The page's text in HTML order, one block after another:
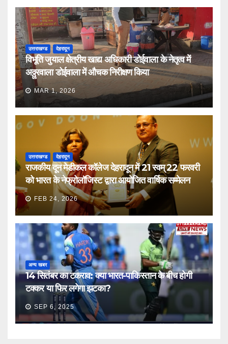
उत्तराखण्ड देहरादून
विभूति जुयाल क्षेत्रीय खाद्य अधिकारी डोईवाला के नेतृत्व में
अठ्ठुरवाला डोईवाला में औचक निरीक्षण किया
MAR 1, 2026
उत्तराखण्ड देहरादून
राजकीय दून मेडीकल कॉलेज देहरादून में 21 स्वम् 22 फरवरी
को भारत के नेफ्रोलॉजिस्ट द्वारा आयोजित वार्षिक सम्मेलन
FEB 24, 2026
अन्य खबर
14 सितंबर का टकराव: क्या भारत-पाकिस्तान के बीच होगी
टक्कर या फिर लगेगा झटका?
SEP 6, 2025